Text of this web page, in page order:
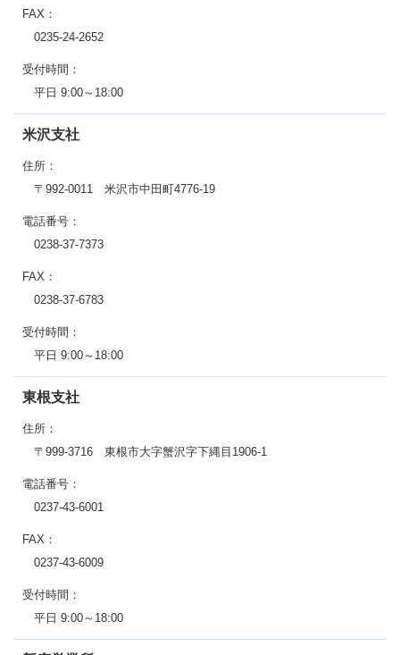
FAX：
0235-24-2652
受付時間：
平日 9:00～18:00
米沢支社
住所：
〒992-0011 米沢市中田町4776-19
電話番号：
0238-37-7373
FAX：
0238-37-6783
受付時間：
平日 9:00～18:00
東根支社
住所：
〒999-3716 東根市大字蟹沢字下縄目1906-1
電話番号：
0237-43-6001
FAX：
0237-43-6009
受付時間：
平日 9:00～18:00